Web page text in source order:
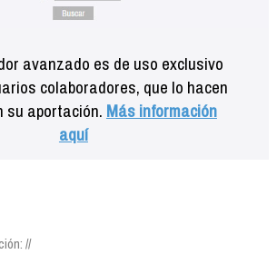
avanzado es de uso exclusivo
colaboradores, que lo hacen
su aportación. Más información
aquí
//